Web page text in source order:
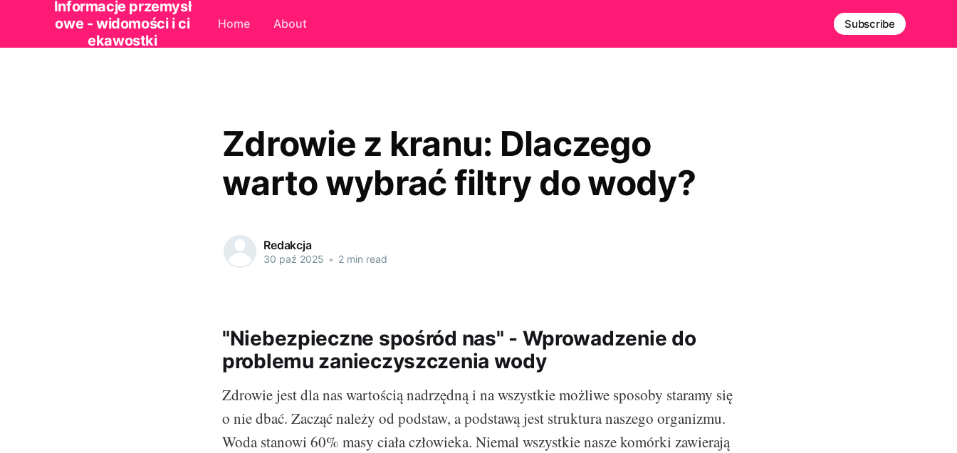
Informacje przemysł
owe - widomości i ci
ekawostki
Home About Subscribe
Zdrowie z kranu: Dlaczego
warto wybrać filtry do wody?
Redakcja
30 paź 2025 • 2 min read
"Niebezpieczne spośród nas" - Wprowadzenie do
problemu zanieczyszczenia wody
Zdrowie jest dla nas wartością nadrzędną i na wszystkie możliwe sposoby staramy się
o nie dbać. Zacząć należy od podstaw, a podstawą jest struktura naszego organizmu.
Woda stanowi 60% masy ciała człowieka. Niemal wszystkie nasze komórki zawierają